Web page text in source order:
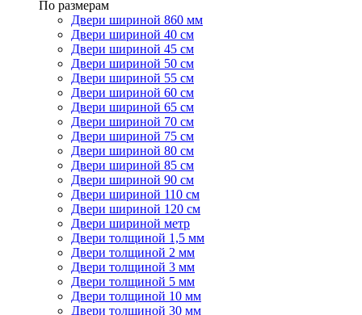
По размерам
Двери шириной 860 мм
Двери шириной 40 см
Двери шириной 45 см
Двери шириной 50 см
Двери шириной 55 см
Двери шириной 60 см
Двери шириной 65 см
Двери шириной 70 см
Двери шириной 75 см
Двери шириной 80 см
Двери шириной 85 см
Двери шириной 90 см
Двери шириной 110 см
Двери шириной 120 см
Двери шириной метр
Двери толщиной 1,5 мм
Двери толщиной 2 мм
Двери толщиной 3 мм
Двери толщиной 5 мм
Двери толщиной 10 мм
Двери толщиной 30 мм